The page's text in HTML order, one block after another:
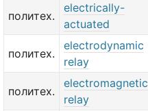
политех.
electrically-
actuated
политех.
electrodynamic
relay
политех.
electromagnetic
relay